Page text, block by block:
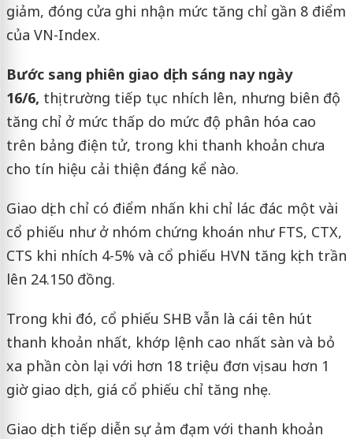
giảm, đóng cửa ghi nhận mức tăng chỉ gần 8 điểm
của VN-Index.
Bước sang phiên giao dịch sáng nay ngày
16/6, thị trường tiếp tục nhích lên, nhưng biên độ
tăng chỉ ở mức thấp do mức độ phân hóa cao
trên bảng điện tử, trong khi thanh khoản chưa
cho tín hiệu cải thiện đáng kể nào.
Giao dịch chỉ có điểm nhấn khi chỉ lác đác một vài
cổ phiếu như ở nhóm chứng khoán như FTS, CTX,
CTS khi nhích 4-5% và cổ phiếu HVN tăng kịch trần
lên 24.150 đồng.
Trong khi đó, cổ phiếu SHB vẫn là cái tên hút
thanh khoản nhất, khớp lệnh cao nhất sàn và bỏ
xa phần còn lại với hơn 18 triệu đơn vị sau hơn 1
giờ giao dịch, giá cổ phiếu chỉ tăng nhẹ.
Giao dịch tiếp diễn sự ảm đạm với thanh khoản